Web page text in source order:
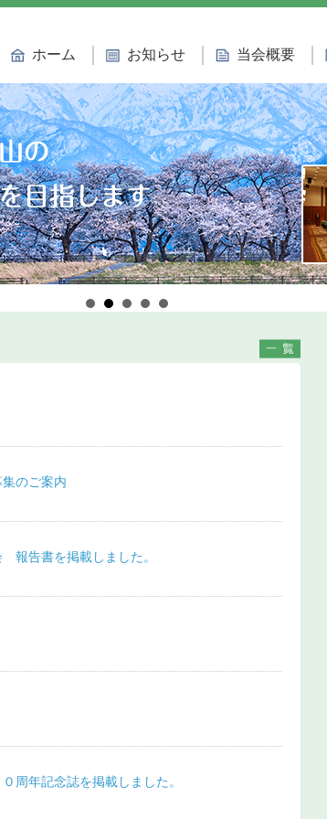
ホーム お知らせ 当会概要
のご案内
報告書を掲載しました。
周年記念誌を掲載しました。